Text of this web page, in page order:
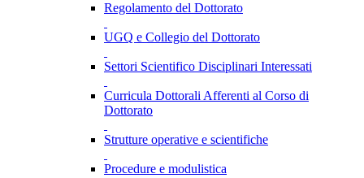
Regolamento del Dottorato
UGQ e Collegio del Dottorato
Settori Scientifico Disciplinari Interessati
Curricula Dottorali Afferenti al Corso di
Dottorato
Strutture operative e scientifiche
Procedure e modulistica